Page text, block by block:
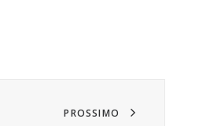
PROSSIMO